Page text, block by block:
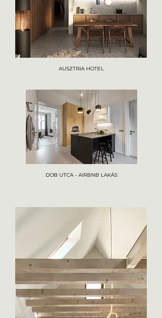
AUSZTRIA HOTEL
DOB UTCA - AIRBNB LAKÁS